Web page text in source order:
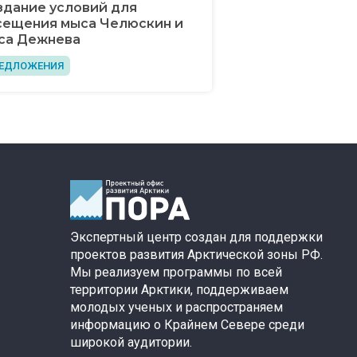
условий для
мыса Челюскин и
Дежнева
Экспертный центр создан для поддержки
проектов развития Арктической зоны РФ.
Мы реализуем программы по всей
территории Арктики, поддерживаем
молодых ученых и распространяем
информацию о Крайнем Севере среди
широкой аудитории.